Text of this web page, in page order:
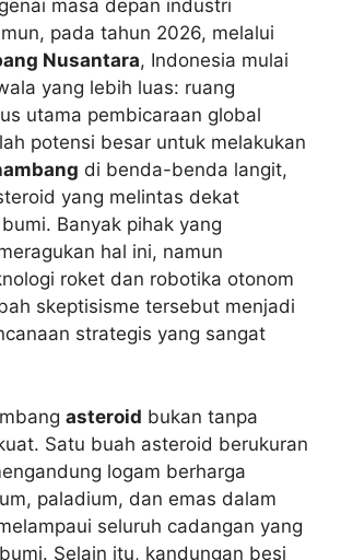
masa depan industri
pada tahun 2026, melalui
Nusantara, Indonesia mulai
yang lebih luas: ruang
utama pembicaraan global
potensi besar untuk melakukan
di benda-benda langit,
yang melintas dekat
Banyak pihak yang
hal ini, namun
roket dan robotika otonom
skeptisisme tersebut menjadi
strategis yang sangat
asteroid bukan tanpa
Satu buah asteroid berukuran
logam berharga
paladium, dan emas dalam
seluruh cadangan yang
Selain itu, kandungan besi